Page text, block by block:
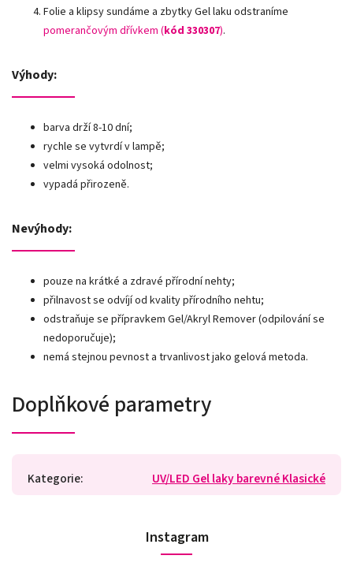
Folie a klipsy sundáme a zbytky Gel laku odstraníme
pomerančovým dřívkem (kód 330307).
Výhody:
barva drží 8-10 dní;
rychle se vytvrdí v lampě;
velmi vysoká odolnost;
vypadá přirozeně.
Nevýhody:
pouze na krátké a zdravé přírodní nehty;
přilnavost se odvíjí od kvality přírodního nehtu;
odstraňuje se přípravkem Gel/Akryl Remover (odpilování se
nedoporučuje);
nemá stejnou pevnost a trvanlivost jako gelová metoda.
Doplňkové parametry
Kategorie: UV/LED Gel laky barevné Klasické
Instagram